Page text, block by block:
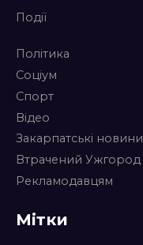
Події
Політика
Соціум
Спорт
Відео
Закарпатські новини
Втрачений Ужгород
Рекламодавцям
Мітки